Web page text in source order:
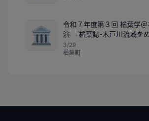
🏛️
令和７年度第３回 楢葉学
演 『楢葉誌-木戸川流域を
3/29
楢葉町